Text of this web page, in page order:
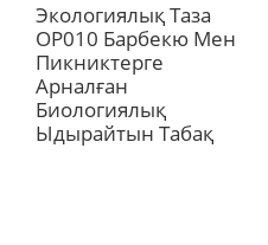
Экологиялық Таза
OP010 Барбекю Мен
Пикниктерге
Арналған
Биологиялық
Ыдырайтын Табақ